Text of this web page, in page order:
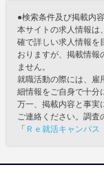
●検索条件及び掲載内
本サイトの求人情報は
確で詳しい求人情報を
おりますが、掲載情報
ません。
就職活動の際には、雇
細情報をご自身で十分
万一、掲載内容と事実
ご連絡ください。調査
「 Ｒｅ就活キャンパ